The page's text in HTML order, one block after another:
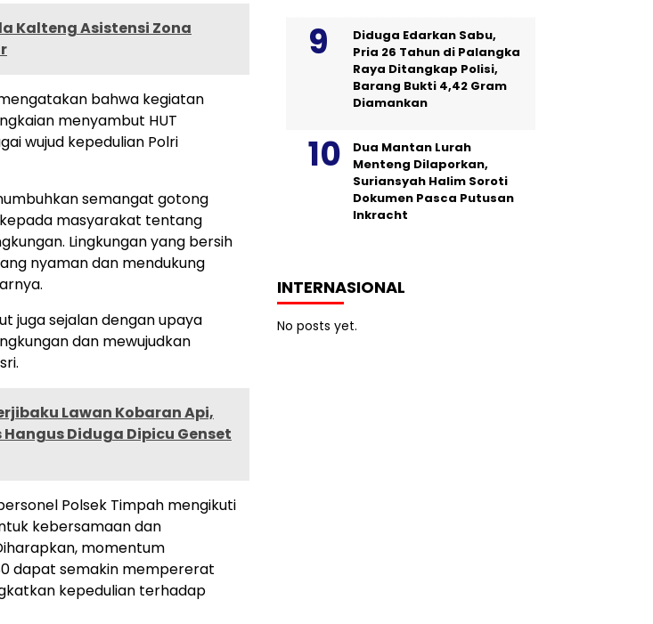
Kalteng Asistensi Zona
bahwa kegiatan
menyambut HUT
wujud kepedulian Polri
semangat gotong
masyarakat tentang
Lingkungan yang bersih
nyaman dan mendukung
juga sejalan dengan upaya
dan mewujudkan
Lawan Kobaran Api,
Diduga Dipicu Genset
Polsek Timpah mengikuti
kebersamaan dan
momentum
dapat semakin mempererat
kepedulian terhadap
Diduga Edarkan Sabu,
Pria 26 Tahun di Palangka
Raya Ditangkap Polisi,
Barang Bukti 4,42 Gram
Diamankan
Dua Mantan Lurah
Menteng Dilaporkan,
Suriansyah Halim Soroti
Dokumen Pasca Putusan
Inkracht
INTERNASIONAL
No posts yet.